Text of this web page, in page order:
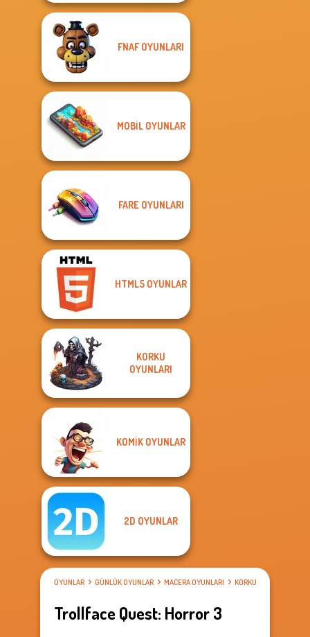
FNAF OYUNLARI
MOBIL OYUNLAR
FARE OYUNLARI
HTML5 OYUNLAR
KORKU
OYUNLARI
KOMIK OYUNLAR
2D OYUNLAR
OYUNLAR GÜNLÜK OYUNLAR MACERA OYUNLARI KORKU OYUNLARI
Trollface Quest: Horror 3